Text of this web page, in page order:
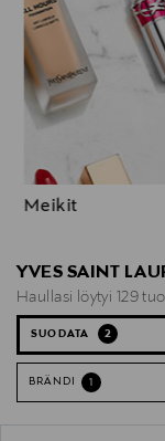
Meikit
YVES SAINT
Haullasi löytyi 129
SUODATA 2
BRÄNDI 1